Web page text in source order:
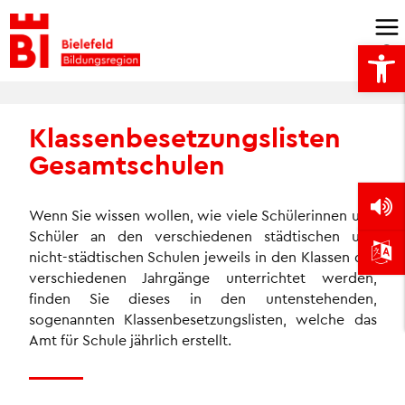
Skip
to
content
Klassenbesetzungslisten
Gesamtschulen
Wenn Sie wissen wollen, wie viele Schülerinnen und
Schüler an den verschiedenen städtischen und
nicht-städtischen Schulen jeweils in den Klassen der
verschiedenen Jahrgänge unterrichtet werden,
finden Sie dieses in den untenstehenden,
sogenannten Klassenbesetzungslisten, welche das
Amt für Schule jährlich erstellt.